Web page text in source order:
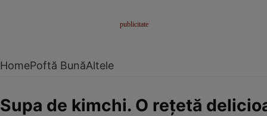
HomePoftă BunăAltele
Supa de kimchi. O reţetă